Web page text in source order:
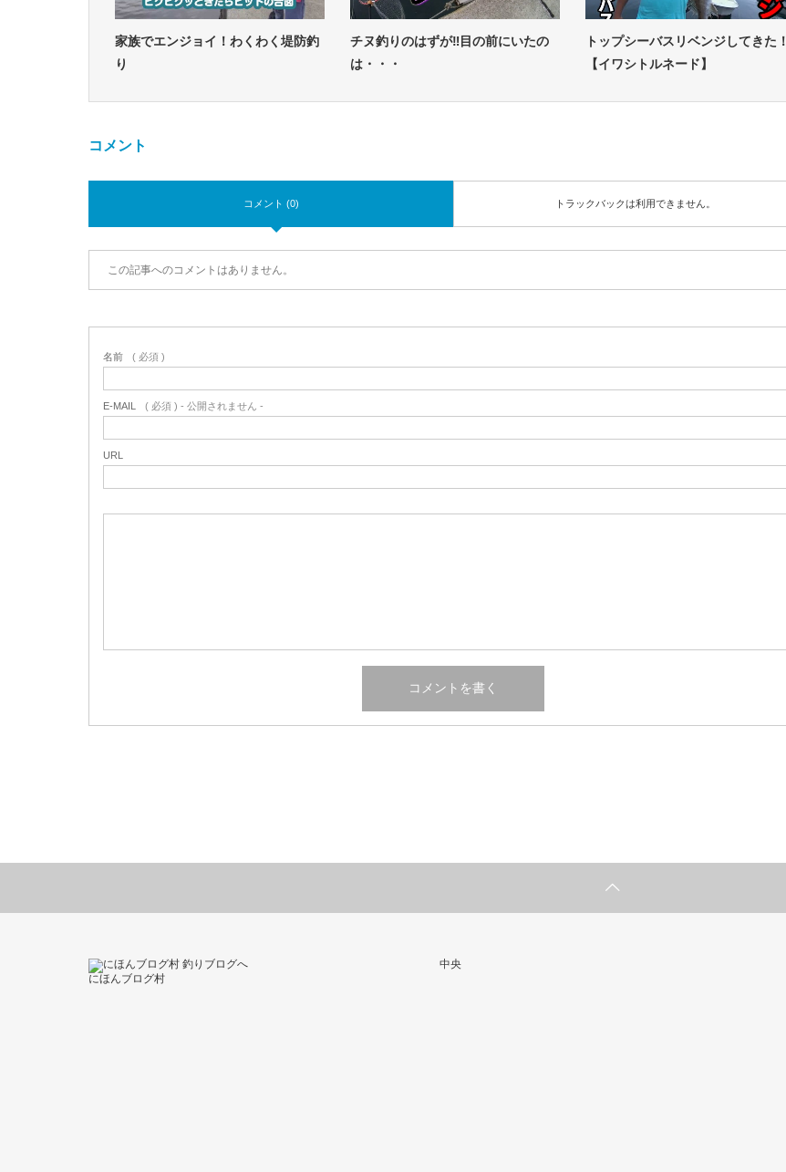
家族でエンジョイ！わくわく堤防釣
り
チヌ釣りのはずが‼目の前にいたの
は・・・
トップシーバスリベンジしてきた！
【イワシトルネード】
コメント
コメント (0) トラックバックは利用できません。
この記事へのコメントはありません。
名前 ( 必須 )
E-MAIL ( 必須 ) - 公開されません -
URL
にほんブログ村
中央